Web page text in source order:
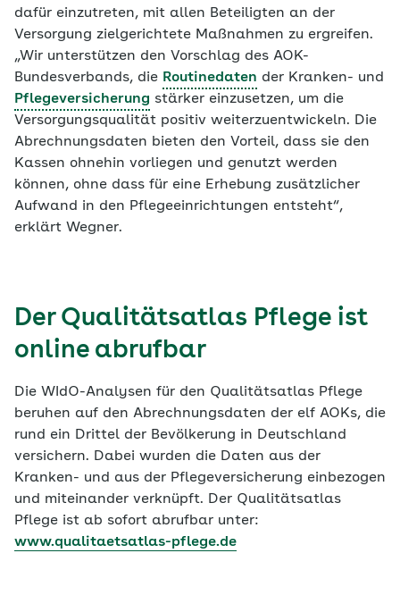
dafür einzutreten, mit allen Beteiligten an der
Versorgung zielgerichtete Maßnahmen zu ergreifen.
„Wir unterstützen den Vorschlag des AOK-
Bundesverbands, die Routinedaten der Kranken- und
Pflegeversicherung stärker einzusetzen, um die
Versorgungsqualität positiv weiterzuentwickeln. Die
Abrechnungsdaten bieten den Vorteil, dass sie den
Kassen ohnehin vorliegen und genutzt werden
können, ohne dass für eine Erhebung zusätzlicher
Aufwand in den Pflegeeinrichtungen entsteht“,
erklärt Wegner.
Der Qualitätsatlas Pflege ist
online abrufbar
Die WIdO-Analysen für den Qualitätsatlas Pflege
beruhen auf den Abrechnungsdaten der elf AOKs, die
rund ein Drittel der Bevölkerung in Deutschland
versichern. Dabei wurden die Daten aus der
Kranken- und aus der Pflegeversicherung einbezogen
und miteinander verknüpft. Der Qualitätsatlas
Pflege ist ab sofort abrufbar unter:
www.qualitaetsatlas-pflege.de